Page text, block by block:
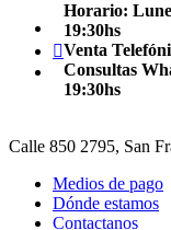
Facebook
Teléfono
Email
Horario:
19:30hs
Venta
Consultas
19:30hs
Calle 850 2795, San
Medios de pago
Dónde estamos
Contactanos